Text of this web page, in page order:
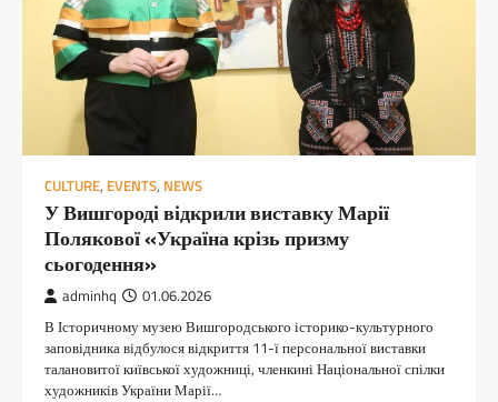
CULTURE, EVENTS, NEWS
У Вишгороді відкрили виставку Марії
Полякової «Україна крізь призму
сьогодення»
adminhq 01.06.2026
В Історичному музею Вишгородського історико-культурного
заповідника відбулося відкриття 11-ї персональної виставки
талановитої київської художниці, членкині Національної спілки
художників України Марії…